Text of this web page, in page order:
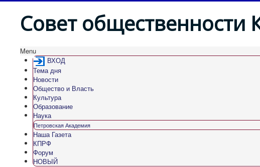
Совет общественности
Menu
ВХОД
Тема дня
Новости
Общество и Власть
Культура
Образование
Наука
Петровская Академия
Наша Газета
КПРФ
Форум
НОВЫЙ